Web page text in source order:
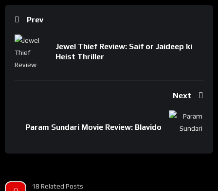
Prev
Jewel Thief Review: Saif or Jaideep ki
Heist Thriller
Next
Param Sundari Movie Review: Blavido
18 Related Posts